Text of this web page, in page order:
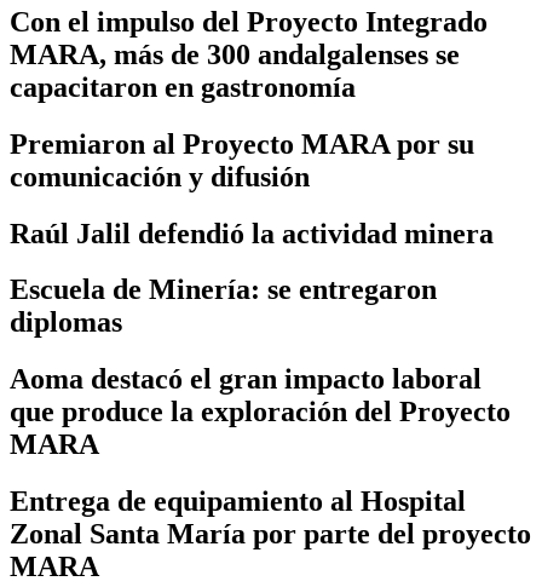
Con el impulso del Proyecto Integrado
MARA, más de 300 andalgalenses se
capacitaron en gastronomía
Premiaron al Proyecto MARA por su
comunicación y difusión
Raúl Jalil defendió la actividad minera
Escuela de Minería: se entregaron
diplomas
Aoma destacó el gran impacto laboral
que produce la exploración del Proyecto
MARA
Entrega de equipamiento al Hospital
Zonal Santa María por parte del proyecto
MARA